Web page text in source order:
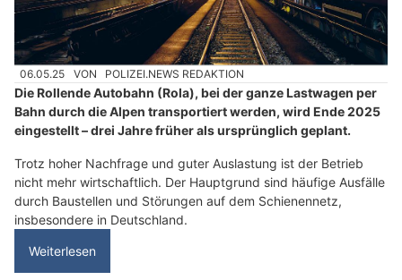
06.05.25 VON POLIZEI.NEWS REDAKTION
Die Rollende Autobahn (Rola), bei der ganze Lastwagen per
Bahn durch die Alpen transportiert werden, wird Ende 2025
eingestellt – drei Jahre früher als ursprünglich geplant.
Trotz hoher Nachfrage und guter Auslastung ist der Betrieb
nicht mehr wirtschaftlich. Der Hauptgrund sind häufige Ausfälle
durch Baustellen und Störungen auf dem Schienennetz,
insbesondere in Deutschland.
Weiterlesen